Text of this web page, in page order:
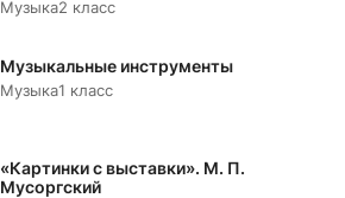
Музыка2 класс
Музыкальные инструменты
Музыка1 класс
«Картинки с выставки». М. П.
Мусоргский